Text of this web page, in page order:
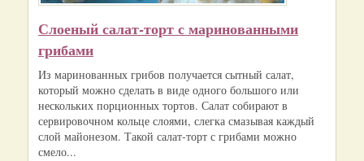
Слоеный салат-торт с маринованными
грибами
Из маринованных грибов получается сытный салат,
который можно сделать в виде одного большого или
нескольких порционных тортов. Салат собирают в
сервировочном кольце слоями, слегка смазывая каждый
слой майонезом. Такой салат-торт с грибами можно
смело...